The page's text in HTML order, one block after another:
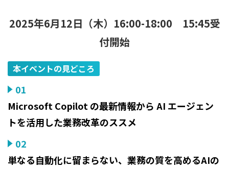
2025年6月12日（木）16:00-18:00 15:45受
付開始
本イベントの見どころ
01
Microsoft Copilot の最新情報から AI エージェン
トを活用した業務改革のススメ
02
単なる自動化に留まらない、業務の質を高めるAIの